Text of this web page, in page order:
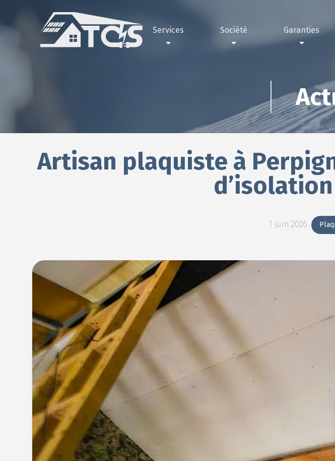
Services
Plomberie
Plâtrerie
Climatisation
Menuiserie
Panneaux Photovoltaïque
Société Garanties
Garantie passage annuel
Artisan plaquiste à
1 juin 2026